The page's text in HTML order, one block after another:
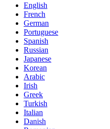
English
French
German
Portuguese
Spanish
Russian
Japanese
Korean
Arabic
Irish
Greek
Turkish
Italian
Danish